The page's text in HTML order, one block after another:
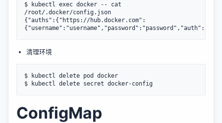
$ kubectl exec docker -- cat
/root/.docker/config.json
{"auths":{"https://hub.docker.com":
清理环境
$ kubectl delete pod docker
ConfigMap